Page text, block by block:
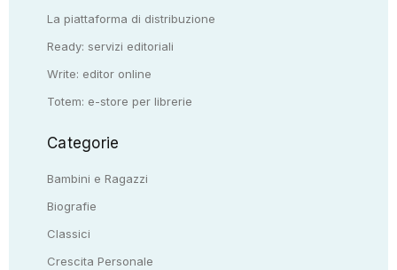
La piattaforma di distribuzione
Ready: servizi editoriali
Write: editor online
Totem: e-store per librerie
Categorie
Bambini e Ragazzi
Biografie
Classici
Crescita Personale